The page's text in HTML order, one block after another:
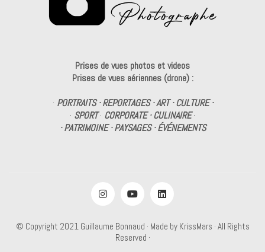
Prises de vues photos et videos
Prises de vues aériennes (drone) :
· PORTRAITS · REPORTAGES · ART · CULTURE ·
· SPORT· CORPORATE · CULINAIRE·
· PATRIMOINE · PAYSAGES · ÉVÉNEMENTS
© Copyright 2021 Guillaume Bonnaud · Made by KrissMars · All Rights
Reserved ·